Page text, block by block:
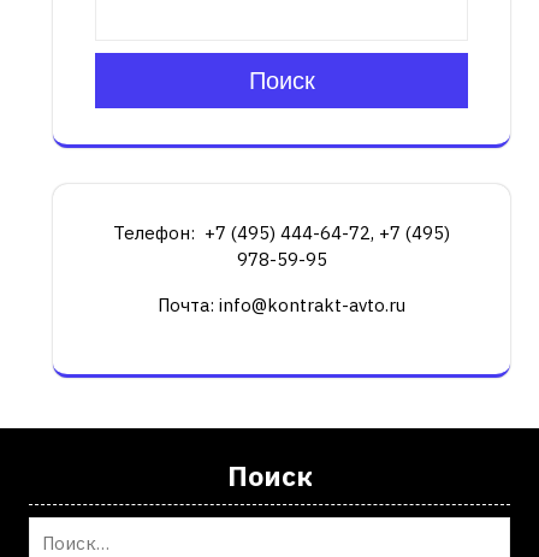
Поиск
Телефон: +7 (495) 444-64-72, +7 (495)
978-59-95
Почта: info@kontrakt-avto.ru
Поиск